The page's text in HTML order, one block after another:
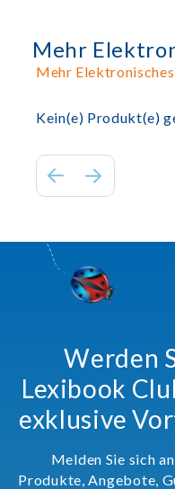
Mehr
Mehr
Kein(e) Produkt(e)
Werden
Lexibook
exklusive
Melden Sie sich
Produkte, Angebote,